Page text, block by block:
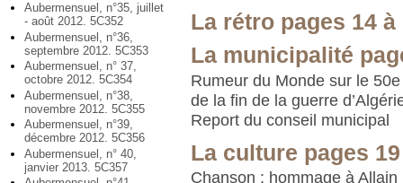
Aubermensuel, n°35, juillet
- août 2012. 5C352
Aubermensuel, n°36,
septembre 2012. 5C353
Aubermensuel, n° 37,
octobre 2012. 5C354
Aubermensuel, n°38,
novembre 2012. 5C355
Aubermensuel, n°39,
décembre 2012. 5C356
Aubermensuel, n° 40,
janvier 2013. 5C357
La rétro pages 14 à
La municipalité
Rumeur du Monde sur le
de la fin de la guerre
Report du conseil municipal
La culture pages
Chanson : hommage à Allain